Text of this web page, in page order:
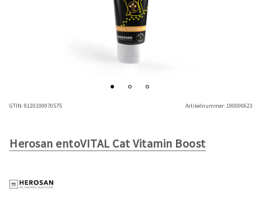
GTIN:9120100970575 Artikelnummer:190000623
Herosan entoVITAL Cat Vitamin Boost